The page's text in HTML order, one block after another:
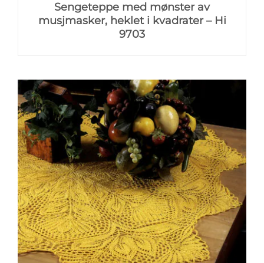
Sengeteppe med mønster av
musjmasker, heklet i kvadrater – Hi
9703